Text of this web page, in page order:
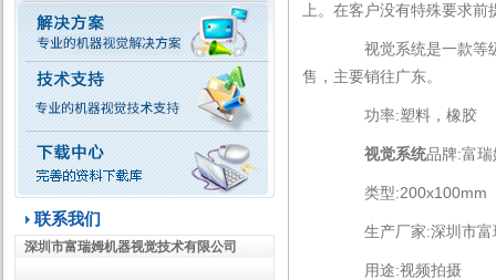
联系我们
深圳市富瑞姆机器视觉技术有限公司
上。在客户没有特殊要求
视觉系统是一款等级
售，主要销往广东。
功率:塑料，橡胶
视觉系统品牌:富瑞
类型:200x100mm
生产厂家:深圳市富
用途:视频拍摄